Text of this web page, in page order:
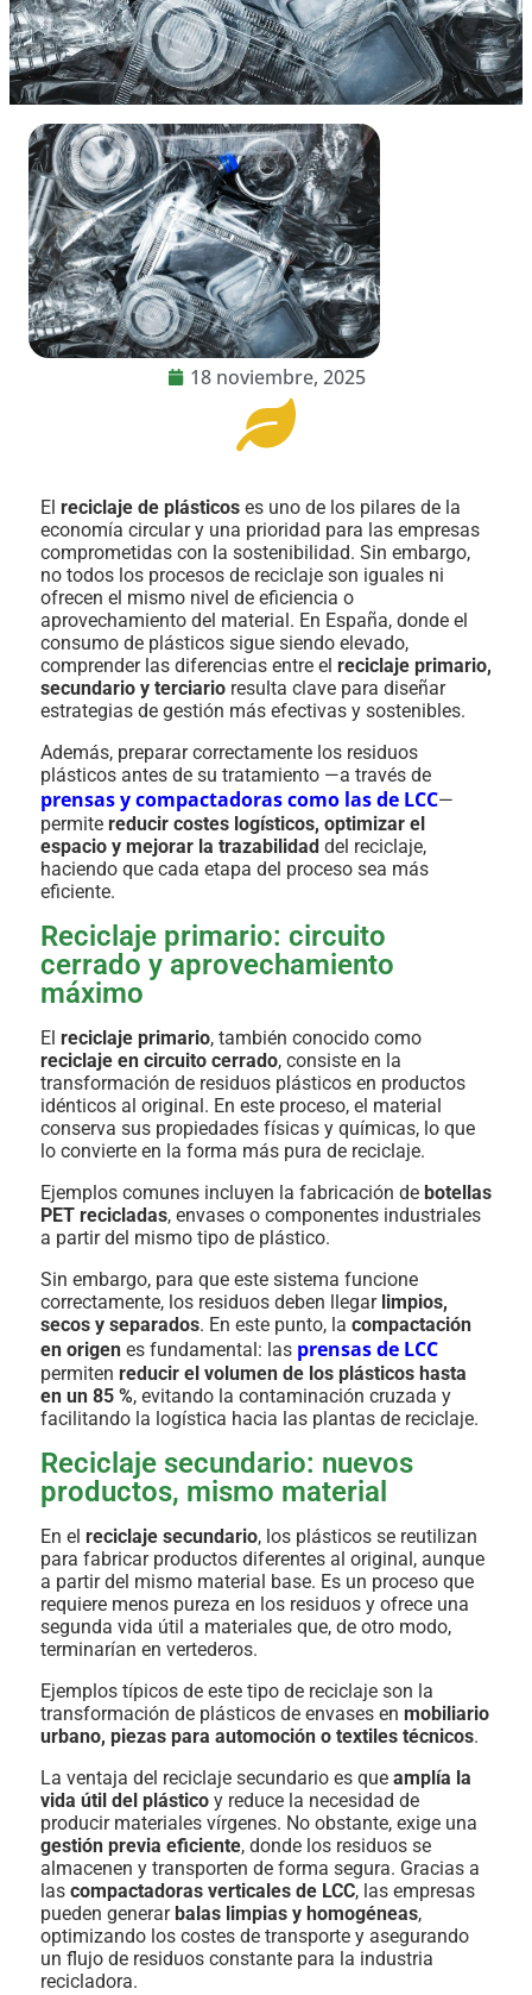
18 noviembre, 2025
El reciclaje de plásticos es uno de los pilares de la
economía circular y una prioridad para las empresas
comprometidas con la sostenibilidad. Sin embargo,
no todos los procesos de reciclaje son iguales ni
ofrecen el mismo nivel de eficiencia o
aprovechamiento del material. En España, donde el
consumo de plásticos sigue siendo elevado,
comprender las diferencias entre el reciclaje primario,
secundario y terciario resulta clave para diseñar
estrategias de gestión más efectivas y sostenibles.
Además, preparar correctamente los residuos
plásticos antes de su tratamiento —a través de
prensas y compactadoras como las de LCC—
permite reducir costes logísticos, optimizar el
espacio y mejorar la trazabilidad del reciclaje,
haciendo que cada etapa del proceso sea más
eficiente.
Reciclaje primario: circuito
cerrado y aprovechamiento
máximo
El reciclaje primario, también conocido como
reciclaje en circuito cerrado, consiste en la
transformación de residuos plásticos en productos
idénticos al original. En este proceso, el material
conserva sus propiedades físicas y químicas, lo que
lo convierte en la forma más pura de reciclaje.
Ejemplos comunes incluyen la fabricación de botellas
PET recicladas, envases o componentes industriales
a partir del mismo tipo de plástico.
Sin embargo, para que este sistema funcione
correctamente, los residuos deben llegar limpios,
secos y separados. En este punto, la compactación
en origen es fundamental: las prensas de LCC
permiten reducir el volumen de los plásticos hasta
en un 85 %, evitando la contaminación cruzada y
facilitando la logística hacia las plantas de reciclaje.
Reciclaje secundario: nuevos
productos, mismo material
En el reciclaje secundario, los plásticos se reutilizan
para fabricar productos diferentes al original, aunque
a partir del mismo material base. Es un proceso que
requiere menos pureza en los residuos y ofrece una
segunda vida útil a materiales que, de otro modo,
terminarían en vertederos.
Ejemplos típicos de este tipo de reciclaje son la
transformación de plásticos de envases en mobiliario
urbano, piezas para automoción o textiles técnicos.
La ventaja del reciclaje secundario es que amplía la
vida útil del plástico y reduce la necesidad de
producir materiales vírgenes. No obstante, exige una
gestión previa eficiente, donde los residuos se
almacenen y transporten de forma segura. Gracias a
las compactadoras verticales de LCC, las empresas
pueden generar balas limpias y homogéneas,
optimizando los costes de transporte y asegurando
un flujo de residuos constante para la industria
recicladora.